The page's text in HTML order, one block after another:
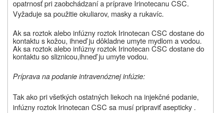
opatrnosť pri zaobchádzaní a príprave Irinotecanu CSC.
Vyžaduje sa použitie okuliarov, masky a rukavíc.
Ak sa roztok alebo infúzny roztok Irinotecan CSC dostane do
kontaktu s kožou, ihneď ju dôkladne umyte mydlom a vodou.
Ak sa roztok alebo infúzny roztok Irinotecan CSC dostane do
kontaktu so sliznicou,ihneď ju umyte vodou.
Príprava na podanie intravenóznej infúzie:
Tak ako pri všetkých ostatných liekoch na injekčné podanie,
infúzny roztok Irinotecan CSC sa musí pripraviť asepticky .